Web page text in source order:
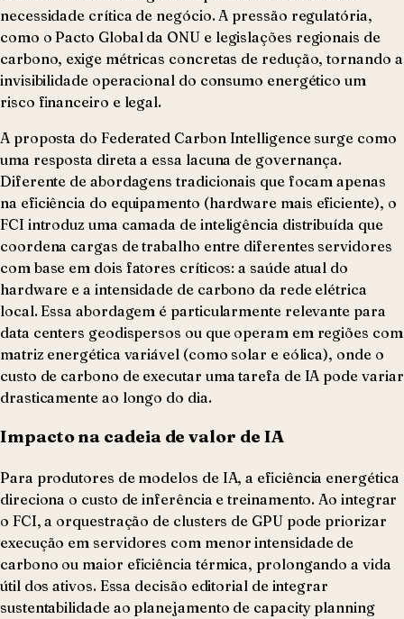
necessidade crítica de negócio. A pressão regulatória,
como o Pacto Global da ONU e legislações regionais de
carbono, exige métricas concretas de redução, tornando a
invisibilidade operacional do consumo energético um
risco financeiro e legal.
A proposta do Federated Carbon Intelligence surge como
uma resposta direta a essa lacuna de governança.
Diferente de abordagens tradicionais que focam apenas
na eficiência do equipamento (hardware mais eficiente), o
FCI introduz uma camada de inteligência distribuída que
coordena cargas de trabalho entre diferentes servidores
com base em dois fatores críticos: a saúde atual do
hardware e a intensidade de carbono da rede elétrica
local. Essa abordagem é particularmente relevante para
data centers geodispersos ou que operam em regiões com
matriz energética variável (como solar e eólica), onde o
custo de carbono de executar uma tarefa de IA pode variar
drasticamente ao longo do dia.
Impacto na cadeia de valor de IA
Para produtores de modelos de IA, a eficiência energética
direciona o custo de inferência e treinamento. Ao integrar
o FCI, a orquestração de clusters de GPU pode priorizar
execução em servidores com menor intensidade de
carbono ou maior eficiência térmica, prolongando a vida
útil dos ativos. Essa decisão editorial de integrar
sustentabilidade ao planejamento de capacity planning